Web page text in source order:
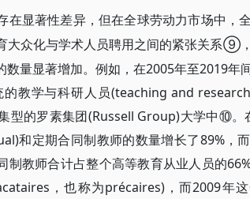
在显著性差异，但在全球劳动力市场中，
大众化与学术人员聘用之间的紧张关系⑨，
量显著增加。例如，在2005年至2019年
教学与科研人员(teaching and
型的罗素集团(Russell Group)大学中⑩。
和定期合同制教师的数量增长了89%，
制教师合计占整个高等教育从业人员的
，也称为précaires)，而2009年这